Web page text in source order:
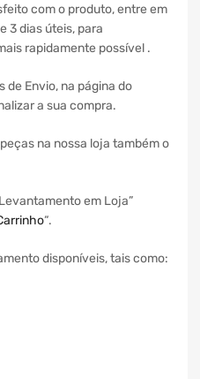
com o produto, entre em
3 dias úteis, para
rapidamente possível .
de Envio, na página do
a sua compra.
na nossa loja também o
em Loja”
“.
disponíveis, tais como: